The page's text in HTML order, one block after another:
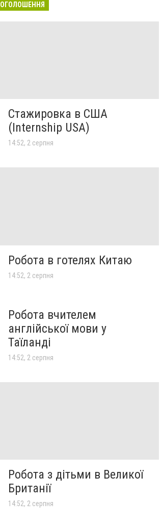
ОГОЛОШЕННЯ
Стажировка в США
(Internship USA)
14:52, 2 серпня
Робота в готелях Китаю
14:52, 2 серпня
Робота вчителем
англійської мови у
Таїланді
14:52, 2 серпня
Робота з дітьми в Великої
Британії
14:52, 2 серпня